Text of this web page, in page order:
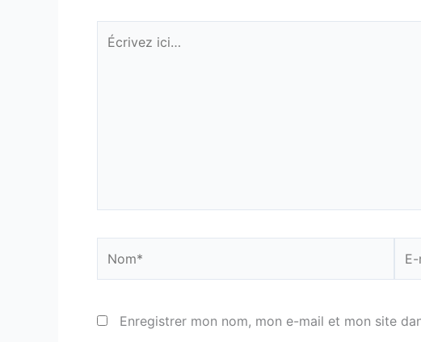
Écrivez
ici…
Enregistrer mon nom, mon e-mail et mon site